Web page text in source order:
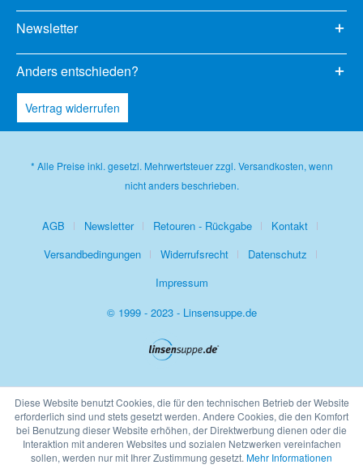
Newsletter
Anders entschieden?
Vertrag widerrufen
* Alle Preise inkl. gesetzl. Mehrwertsteuer zzgl. Versandkosten, wenn
nicht anders beschrieben.
AGB Newsletter Retouren - Rückgabe
Kontakt
Versandbedingungen
Widerrufsrecht
Datenschutz
Impressum
© 1999 - 2023 - Linsensuppe.de
Diese Website benutzt Cookies, die für den technischen Betrieb der Website
erforderlich sind und stets gesetzt werden. Andere Cookies, die den Komfort
bei Benutzung dieser Website erhöhen, der Direktwerbung dienen oder die
Interaktion mit anderen Websites und sozialen Netzwerken vereinfachen
sollen, werden nur mit Ihrer Zustimmung gesetzt. Mehr Informationen